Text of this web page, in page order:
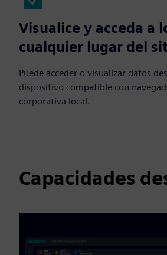
Visualice y acceda a
cualquier lugar del
Puede acceder o visualizar datos
dispositivo compatible con
corporativa local.
Capacidades